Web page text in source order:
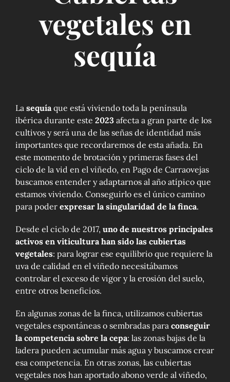
vegetales en
sequía
La sequíaque está viviendo toda la península
ibérica durante este 2023afecta a gran parte de los
cultivos y será una de las señas de identidad más
importantes que recordaremos de esta añada. En
este momento de brotación y primeras fases del
ciclo de la vid en el viñedo, en Pago de Carraovejas
buscamos entender y adaptarnos al año atípico que
estamos viviendo. Conseguirlo es el único camino
para poder expresar la singularidad de la finca.
Desde el ciclo de 2017, uno de nuestros principales
activos en viticultura han sido las cubiertas
vegetales: para lograr ese equilibrio que requiere la
uva de calidad en el viñedo necesitábamos
controlar el exceso de vigor y la erosión del suelo,
entre otros beneficios.
En algunas zonas de la finca, utilizamos cubiertas
vegetales espontáneas o sembradas para conseguir
la competencia sobre la cepa: las zonas bajas de la
ladera pueden acumular más agua y buscamos crear
esa competencia. En otras zonas, las cubiertas
vegetales nos han aportado abono verde al viñedo,